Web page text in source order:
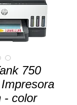
750
- color